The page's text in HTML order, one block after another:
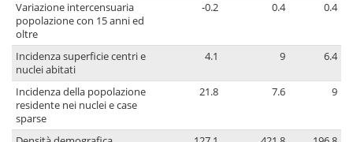
Variazione intercensuaria
popolazione con 15 anni ed
oltre
-0.2 0.4 0.4
Incidenza superficie centri e
nuclei abitati
4.1 9 6.4
Incidenza della popolazione
residente nei nuclei e case
sparse
21.8 7.6 9